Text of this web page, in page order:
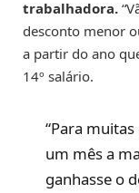
trabalhadora.
desconto menor
a partir do ano
14º salário.
“Para
um mês a
ganhasse o